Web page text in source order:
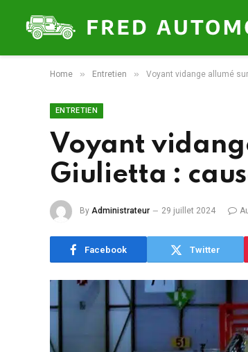
Home » Entretien » Voyant vidange allumé
ENTRETIEN
Voyant
Giulietta :
By Administrateur 29 juillet 2024
Facebook Twitter